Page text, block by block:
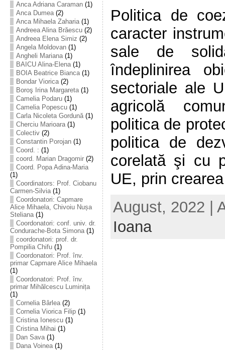
Anca Adriana Caraman(1)
Anca Dumea(2)
Anca Mihaela Zaharia(1)
Andreea Alina Brăescu(2)
Andreea Elena Simiz (2)
Angela Moldovan(1)
Angheli Mariana(1)
BAICU Alina-Elena(1)
BOIA Beatrice Bianca(1)
Bondar Viorica(2)
Boroş Irina Margareta(1)
Camelia Podaru(1)
Camelia Popescu(1)
Carla Nicoleta Gordună(1)
Cherciu Marioara(1)
Colectiv(2)
Constantin Porojan(1)
Coord. : (1)
coord. Marian Dragomir(2)
Coord. Popa Adina-Maria
(1)
Coordinators: Prof. Ciobanu
Carmen-Silvia(1)
Coordonatori: Capmare
Alice Mihaela, Chivoiu Nușa
Steliana(1)
Coordonatori: conf. univ. dr.
Condurache-Bota Simona(1)
coordonatori: prof. dr.
Pompilia Chifu(1)
Coordonatori: Prof. înv.
primar Capmare Alice Mihaela
(1)
Coordonatori: Prof. înv.
primar Mihălcescu Luminița
(1)
Cornelia Bârlea(2)
Cornelia Viorica Filip(1)
Cristina Ionescu(1)
Cristina Mihai (1)
Dan Sava(1)
Dana Voinea(1)
Politica de
caracter
sale de
îndeplinirea
sectoriale ale
agricolă
politica de
politica de
corelată şi cu
UE, prin
August, 2022 |
Ioana